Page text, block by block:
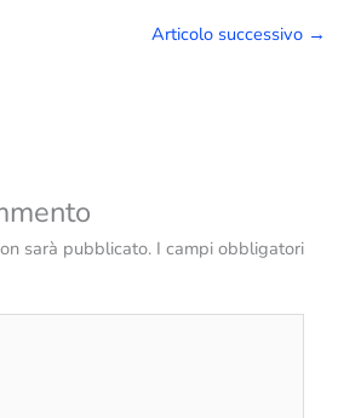
Articolo successivo →
sarà pubblicato. I campi obbligatori